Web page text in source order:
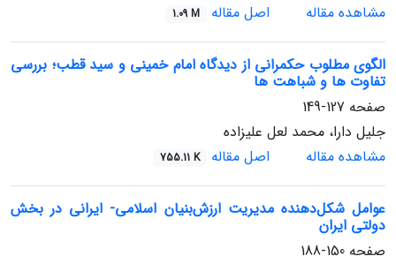
مشاهده مقاله
اصل مقاله 1.09 M
الگوی مطلوب حکمرانی از دیدگاه امام خمینی و سید قطب؛ بررسی
تفاوت ها و شباهت ها
صفحه 127-149
جلیل دارا، محمد لعل علیزاده
مشاهده مقاله
اصل مقاله 755.11 K
عوامل شکل‌دهنده مدیریت ارزش‌بنیان اسلامی- ایرانی در بخش
دولتی ایران
صفحه 150-188